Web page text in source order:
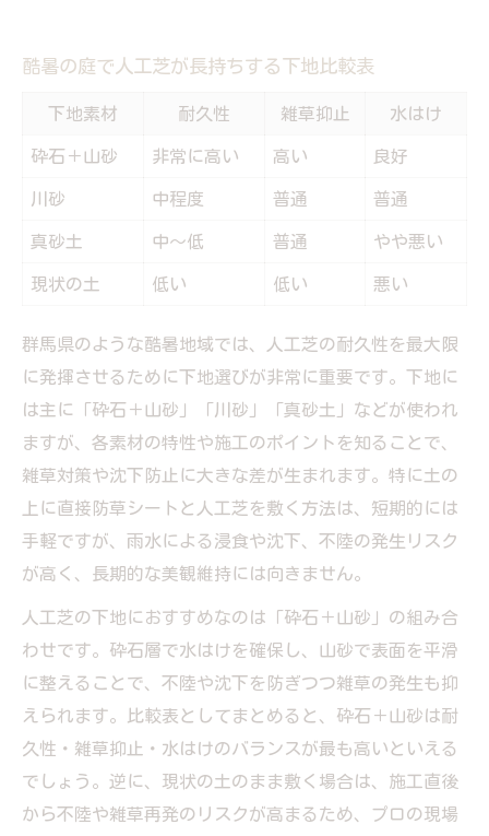
人工芝なら害虫やゴキブリ対策も安心なの
か
美観と雑草対策を両立する丈の選び方
庭の用途別に適した人工芝の長さとは
子どもやペットが遊ぶ庭向き丈を徹底解説
失敗しない庭の雑草対策は人工芝下地から
人工芝下地素材と雑草対策効果の比較表
失敗しがちな下地施工の落とし穴とは
プロが実践する雑草防止のための下地作り
庭の人工芝で沈下や浸食を防ぐ施工法
初心者も安心の人工芝雑草対策実践法
人工芝雑草対策の手順とコスト目安一覧
庭で安全に遊べる人工芝の施工ポイント
雑草対策で役立つ人工芝DIYのコツ
人工芝で虫やゴキブリを防ぐ工夫とは
酷暑の庭で人工芝が長持ちする下地比較表
下地素材 耐久性 雑草抑止 水はけ
砕石＋山砂 非常に高い 高い 良好
川砂 中程度 普通 普通
真砂土 中～低 普通 やや悪い
現状の土 低い 低い 悪い
群馬県のような酷暑地域では、人工芝の耐久性を最大限
に発揮させるために下地選びが非常に重要です。下地に
は主に「砕石＋山砂」「川砂」「真砂土」などが使われ
ますが、各素材の特性や施工のポイントを知ることで、
雑草対策や沈下防止に大きな差が生まれます。特に土の
上に直接防草シートと人工芝を敷く方法は、短期的には
手軽ですが、雨水による浸食や沈下、不陸の発生リスク
が高く、長期的な美観維持には向きません。
人工芝の下地におすすめなのは「砕石＋山砂」の組み合
わせです。砕石層で水はけを確保し、山砂で表面を平滑
に整えることで、不陸や沈下を防ぎつつ雑草の発生も抑
えられます。比較表としてまとめると、砕石＋山砂は耐
久性・雑草抑止・水はけのバランスが最も高いといえる
でしょう。逆に、現状の土のまま敷く場合は、施工直後
から不陸や雑草再発のリスクが高まるため、プロの現場